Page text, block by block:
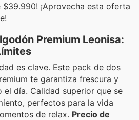
¡Aprovecha esta oferta
Premium Leonisa:
es clave. Este pack de dos
te garantiza frescura y
día. Calidad superior que se
perfectos para la vida
de relax. Precio de